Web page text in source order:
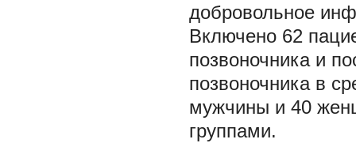
добровольное
Включено 62
позвоночника и
позвоночника в
мужчины и 40
группами.